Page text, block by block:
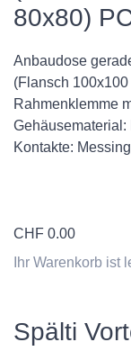
80x80)
Anbaudose
(Flansch
Rahmenklemme
Gehäusematerial:
Kontakte:
CHF 0.00
Ihr Warenkorb ist
Spälti